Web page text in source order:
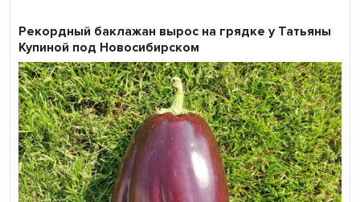
Рекордный баклажан вырос на грядке у Татьяны
Купиной под Новосибирском